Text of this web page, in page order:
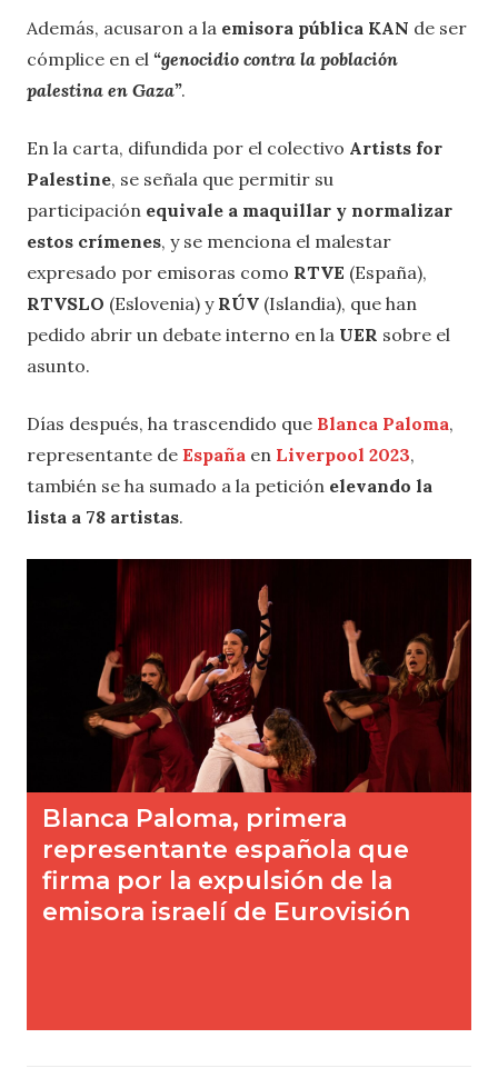
Además, acusaron a la emisora pública KAN de ser
cómplice en el “genocidio contra la población
palestina en Gaza”.
En la carta, difundida por el colectivo Artists for
Palestine, se señala que permitir su
participación equivale a maquillar y normalizar
estos crímenes, y se menciona el malestar
expresado por emisoras como RTVE (España),
RTVSLO (Eslovenia) y RÚV (Islandia), que han
pedido abrir un debate interno en la UER sobre el
asunto.
Días después, ha trascendido que Blanca Paloma,
representante de España en Liverpool 2023,
también se ha sumado a la petición elevando la
lista a 78 artistas.